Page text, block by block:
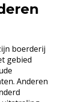
boerderij
gebied
Anderen